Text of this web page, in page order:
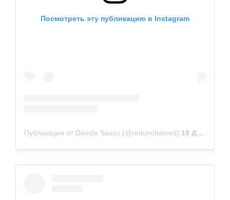
Посмотреть эту публикацию в Instagram
Публикация от Davide Sasso (@redunchained) 18 Дек 2018 в 5:08 PST